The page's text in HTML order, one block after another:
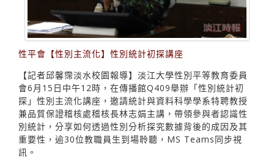
性平會【性別主流化】性別統計初探講座
【記者邱馨霈淡水校園報導】淡江大學性別平等教育委員
會6月15日中午12時，在傳播館Q409舉辦「性別統計初
探」性別主流化講座，邀請統計與資料科學學系特聘教授
兼品質保證稽核處稽核長林志娟主講，帶領參與者認識性
別統計，分享如何透過性別分析探究數據背後的成因及其
重要性，逾30位教職員生到場聆聽，MS Teams同步視
訊。